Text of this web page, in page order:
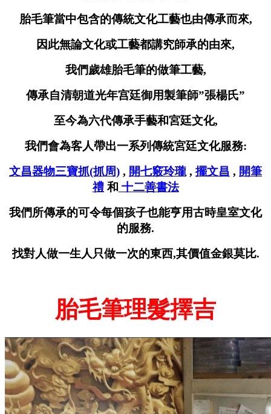
胎毛筆當中包含的傳統文化工藝也由傳承而來,
因此無論文化或工藝都講究師承的由來,
我們歲雄胎毛筆的做筆工藝,
傳承自清朝道光年宫廷御用製筆師”張楊氏”
至今為六代傳承手藝和宮廷文化,
我們會為客人帶出一系列傳統宮廷文化服務:
文昌器物三寶抓(抓周) , 開七竅玲瓏 , 擺文昌 , 開筆
禮和 十二善書法
我們所傳承的可令每個孩子也能亨用古時皇室文化
的服務.
找對人做一生人只做一次的東西,其價值金銀莫比.
胎毛筆理髮擇吉